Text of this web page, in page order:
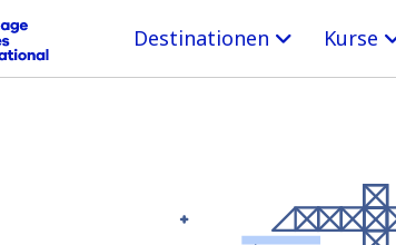
Destinationen Kurse